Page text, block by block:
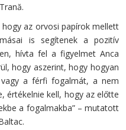
az orvosi papírok mellett
is segítenek a pozitív
hívta fel a figyelmet Anca
hogy aszerint, hogy hogyan
a férfi fogalmát, a nem
értékelnie kell, hogy az előtte
a fogalmakba” – mutatott